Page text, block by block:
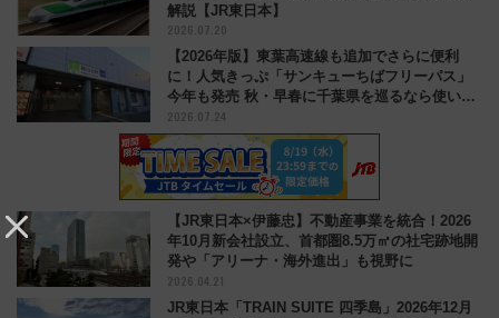
解説【JR東日本】
2026.07.20
【2026年版】東葉高速線も追加でさらに便利
に！人気きっぷ「サンキューちばフリーパス」
今年も発売 秋・早春に千葉県を巡るなら使い勝
手・コスパ抜群
2026.07.24
【JR東日本×伊藤忠】不動産事業を統合！2026
年10月新会社設立、首都圏8.5万㎡の社宅跡地開
発や「アリーナ・海外進出」も視野に
2026.04.21
JR東日本「TRAIN SUITE 四季島」2026年12月